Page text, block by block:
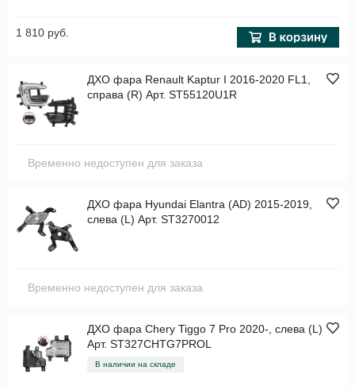
1 810 руб.
ДХО фара Renault Kaptur I 2016-2020 FL1,
справа (R) Арт. ST55120U1R
Временно недоступен для заказа
ДХО фара Hyundai Elantra (AD) 2015-2019,
слева (L) Арт. ST3270012
Временно недоступен для заказа
ДХО фара Chery Tiggo 7 Pro 2020-, слева (L)
Арт. ST327CHTG7PROL
В наличии на складе